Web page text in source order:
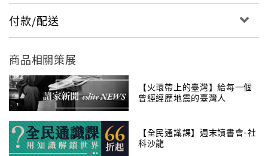
起上去，一上去發現還真的有住人。」
小愛———
「『車子沒了』、『房子被沖走了』，聽了好多這樣的
話。每個人都是在追求療癒呢。聽到客人口中說出『想
解脫』或是『想讓心情平靜下來』，我也好想助他們一
臂之力。像是有人希望我幫他洗頭髮，我就會幫他洗
小彩———
付款/配送
商品相關策展
【火環帶上的臺灣】給每一個
曾經經歷地震的臺灣人
【全民通識課】週末讀書會-社
科沙龍